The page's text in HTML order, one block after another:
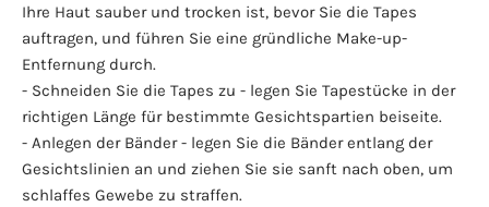
Ihre Haut sauber und trocken ist, bevor Sie die Tapes
auftragen, und führen Sie eine gründliche Make-up-
Entfernung durch.
- Schneiden Sie die Tapes zu - legen Sie Tapestücke in der
richtigen Länge für bestimmte Gesichtspartien beiseite.
- Anlegen der Bänder - legen Sie die Bänder entlang der
Gesichtslinien an und ziehen Sie sie sanft nach oben, um
schlaffes Gewebe zu straffen.